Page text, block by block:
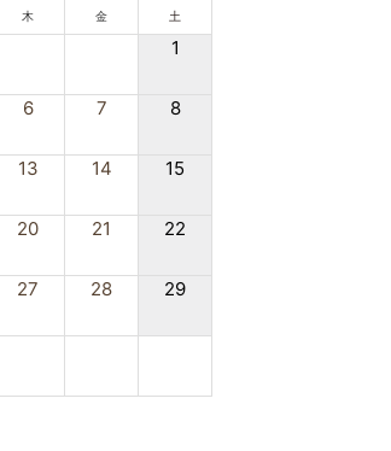
木 金 土
1
6 7 8
13 14 15
20 21 22
27 28 29